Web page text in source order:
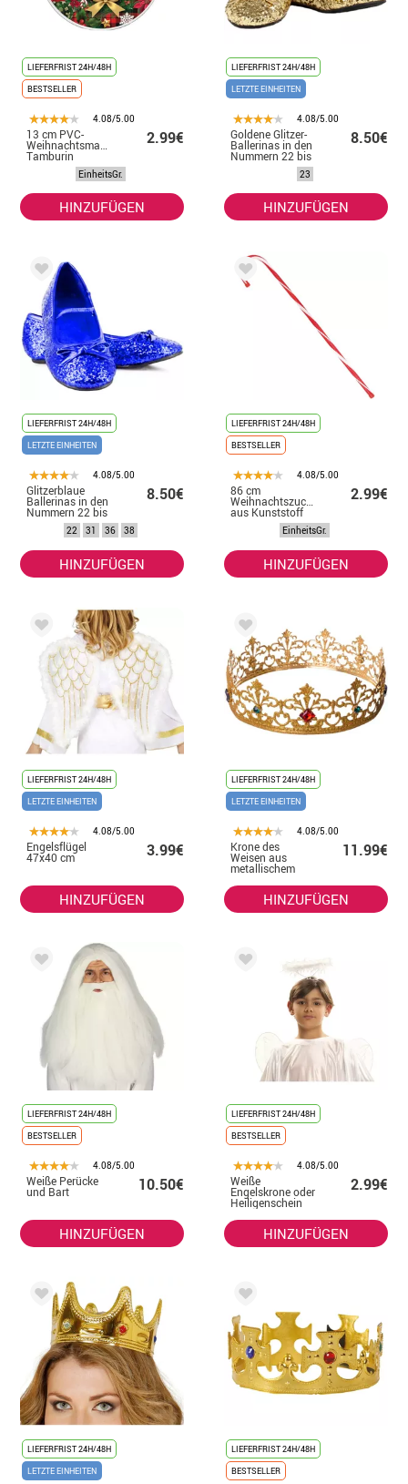
LIEFERFRIST 24H/48H
BESTSELLER
4.08/5.00
13 cm PVC-
Weihnachtsmann-
Tamburin
2.99€
EinheitsGr.
HINZUFÜGEN
LIEFERFRIST 24H/48H
LETZTE EINHEITEN
4.08/5.00
Goldene Glitzer-
Ballerinas in den
Nummern 22 bis
8.50€
23
HINZUFÜGEN
LIEFERFRIST 24H/48H
LETZTE EINHEITEN
4.08/5.00
Glitzerblaue
Ballerinas in den
Nummern 22 bis
8.50€
22 31 36 38
HINZUFÜGEN
LIEFERFRIST 24H/48H
BESTSELLER
4.08/5.00
86 cm
Weihnachtszuckerstange
aus Kunststoff
2.99€
EinheitsGr.
HINZUFÜGEN
LIEFERFRIST 24H/48H
LETZTE EINHEITEN
4.08/5.00
Engelsflügel
47x40 cm 3.99€
HINZUFÜGEN
LIEFERFRIST 24H/48H
LETZTE EINHEITEN
4.08/5.00
Krone des
Weisen aus
metallischem
11.99€
HINZUFÜGEN
LIEFERFRIST 24H/48H
BESTSELLER
4.08/5.00
Weiße Perücke
und Bart 10.50€
HINZUFÜGEN
LIEFERFRIST 24H/48H
BESTSELLER
4.08/5.00
Weiße
Engelskrone oder
Heiligenschein
2.99€
HINZUFÜGEN
LIEFERFRIST 24H/48H
LETZTE EINHEITEN
LIEFERFRIST 24H/48H
BESTSELLER